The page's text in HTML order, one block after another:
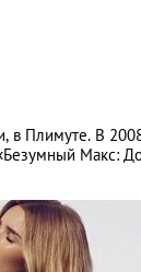
в Плимуте. В
Макс: